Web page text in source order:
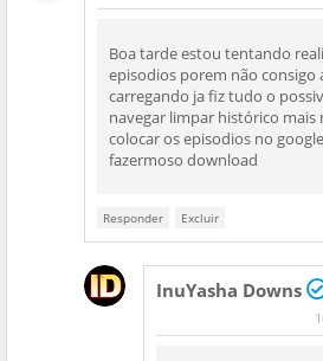
Boa tarde estou tentando
episodios porem não consigo
carregando ja fiz tudo o
navegar limpar histórico mais
colocar os episodios no
fazermoso download
Responder Excluir
InuYasha Downs